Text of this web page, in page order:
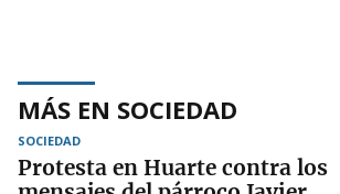
MÁS EN SOCIEDAD
SOCIEDAD
Protesta en Huarte contra los